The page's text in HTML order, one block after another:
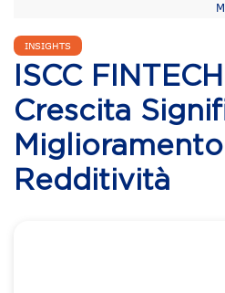
INSIGHTS
ISCC
Crescita
Redditività